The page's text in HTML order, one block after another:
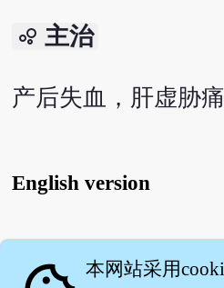
bubble_chart 主治
产后失血，肝虚胁痛
English version
本网站采用